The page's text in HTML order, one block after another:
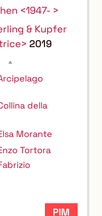
<1947- >
& Kupfer
2019
della
Morante
Tortora